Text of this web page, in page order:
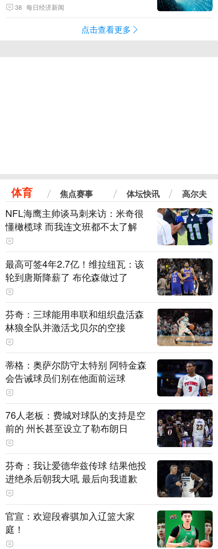
38 每日经济新闻
点击查看更多
体育 焦点赛事 体坛快讯 高尔夫
NFL海鹰主帅谈马刺来访：米奇很
懂橄榄球 而我连文班都不太了解
最高可签4年2.7亿！维拉纽瓦：该
轮到唐斯降薪了 布伦森做过了
芬奇：三球能用串联和组织盘活森
林狼全队并激活戈贝尔的空接
蒂格：奥萨尔防守太特别 阿特金森
会告诫球员们别在他面前运球
76人老板：费城对球队的支持是空
前的 州长甚至设立了勒布朗日
芬奇：我让爱德华兹传球 结果他投
进绝杀后朝我大吼 最后向我道歉
官宣：欢迎段睿骐加入辽篮大家
庭！